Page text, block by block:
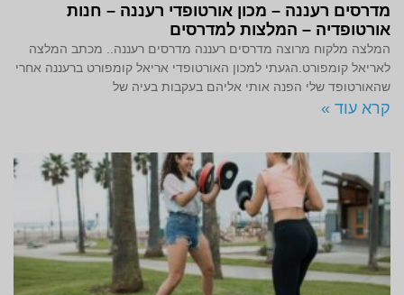
מדרסים רעננה – מכון אורטופדי רעננה – חנות
אורטופדיה – המלצות למדרסים
המלצה מלקוח מרוצה מדרסים רעננה מדרסים רעננה.. מכתב המלצה
לאריאל קומפורט.הגעתי למכון האורטופדי אריאל קומפורט ברעננה אחרי
שהאורטופד שלי הפנה אותי אליהם בעקבות בעיה של
קרא עוד »